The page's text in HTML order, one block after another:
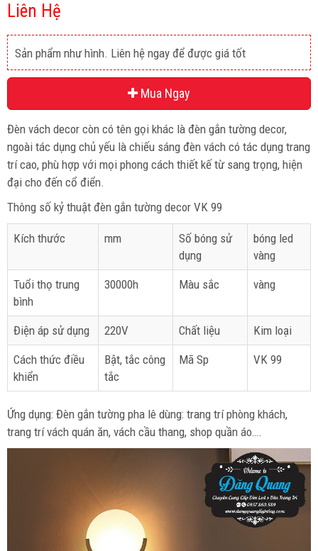
Liên Hệ
Sản phẩm như hình. Liên hệ ngay để được giá tốt
Mua Ngay
Đèn vách decor còn có tên gọi khác là đèn gắn tường decor,
ngoài tác dụng chủ yếu là chiếu sáng đèn vách có tác dụng trang
trí cao, phù hợp với mọi phong cách thiết kế từ sang trọng, hiện
đại cho đến cổ điển.
Thông số kỷ thuật đèn gắn tường decor VK 99
Kích thước mm
Số bóng sử
dụng
bóng led
vàng
Tuổi thọ trung
bình
30000h Màu sắc vàng
Điện áp sử dụng 220V Chất liệu Kim loại
Cách thức điều
khiển
Bật, tắc công
tắc
Mã Sp VK 99
Ứng dụng: Đèn gắn tường pha lê dùng: trang trí phòng khách,
trang trí vách quán ăn, vách cầu thang, shop quần áo….